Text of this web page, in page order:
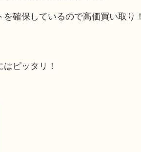
確保しているので高価買い取り！
ピッタリ！